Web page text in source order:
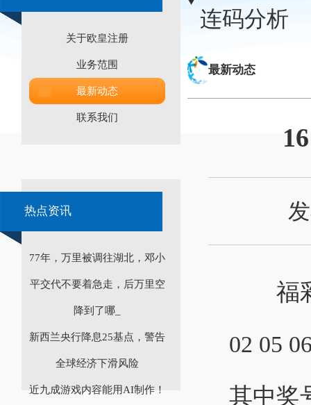
关于欧皇注册
业务范围
最新动态
联系我们
热点资讯
77年，万里被调往湖北，邓小
平交代不要着急走，后万里空
降到了哪_
新西兰央行降息25基点，警告
全球经济下滑风险
近九成游戏内容能用AI制作！
连码分析
最新动态
福彩
02 05
其中奖